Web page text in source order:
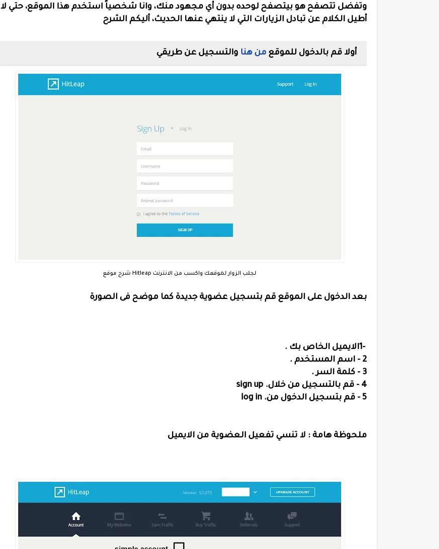
وتفضل تتصفح هو بيتصفح لوحده بدون أي مجهود منك، وانا شخصياً استخدم هذا الموقع، حتي لا
أطيل الكلام عن تبادل الزيارات التي لا ينتهي عنها الحديث، أليكم الشرح
أولا قم بالدخول للموقع من هنا والتسجيل عن طريقي
شرح موقع Hitleap لجلب الزوار لموقعك واكسب من الانترنت
بعد الدخول على الموقع قم بتسجيل عضوية جديدة كما موضح فى الصورة
1-الايميل الخاص بك .
2 -
اسم المستخدم .
3 -
كلمة السر .
4 -
قم بالتسجيل من خلالsign up .
5 -
قم بتسجيل الدخول منlog in .
ملحوظة هامة : لا تنسي تفعيل العضوية من الايميل